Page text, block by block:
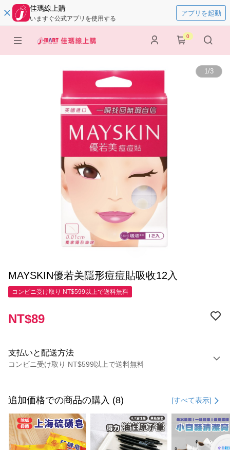
佳瑪線上購
いますぐ公式アプリを使用する
アプリを起動
0
1/3
MAYSKIN優若美隱形痘痘貼吸收12入
コンビニ受け取り NT$599以上で送料無料
NT$89
支払いと配送方法
コンビニ受け取り NT$599以上で送料無料
クレジットカード1回払い
コンビニ店頭代金引換
LINE Pay
追加価格での商品の購入 (8) [すべて表示]